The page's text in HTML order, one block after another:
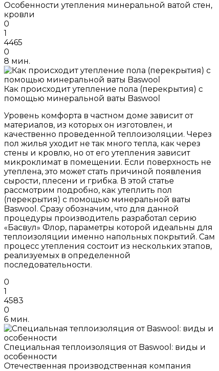
Особенности утепления минеральной ватой стен,
кровли
0
1
4465
0
8 мин.
Как происходит утепление пола (перекрытия) с
помощью минеральной ваты Baswool
Уровень комфорта в частном доме зависит от
материалов, из которых он изготовлен, и
качественно проведенной теплоизоляции. Через
пол жилья уходит не так много тепла, как через
стены и кровлю, но от его утепления зависит
микроклимат в помещении. Если поверхность не
утеплена, это может стать причиной появления
сырости, плесени и грибка. В этой статье
рассмотрим подробно, как утеплить пол
(перекрытия) с помощью минеральной ваты
Baswool. Сразу обозначим, что для данной
процедуры производитель разработал серию
«Басвул» Флор, параметры которой идеальны для
теплоизоляции именно напольных покрытий. Сам
процесс утепления состоит из нескольких этапов,
реализуемых в определенной
последовательности.
0
1
4583
0
6 мин.
Специальная теплоизоляция от Baswool: виды и
особенности
Отечественная производственная компания